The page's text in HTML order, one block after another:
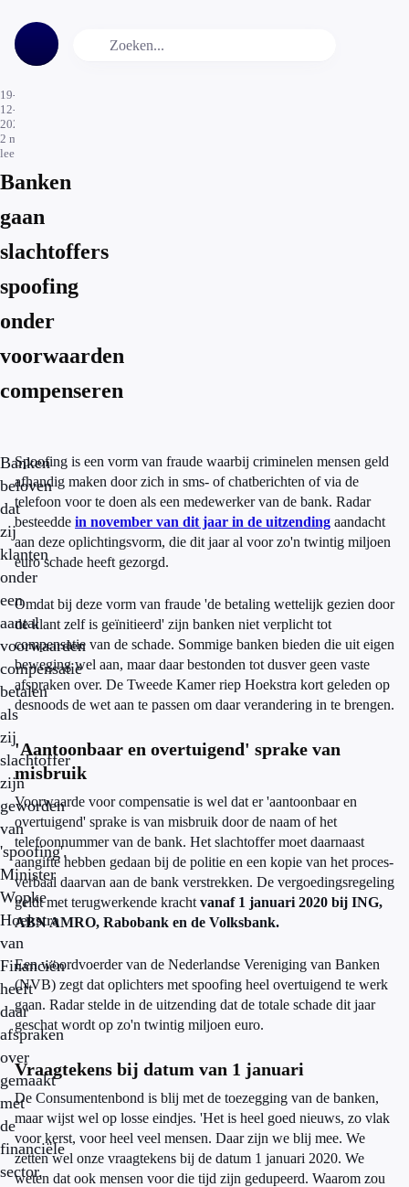
19-
12-
2020
2 min.
leestijd
Banken
gaan
slachtoffers
spoofing
onder
voorwaarden
compenseren
Banken
beloven
dat
zij
klanten
onder
een
aantal
voorwaarden
compensatie
betalen
als
zij
slachtoffer
zijn
geworden
van
'spoofing'.
Minister
Wopke
Hoekstra
van
Financiën
heeft
daar
afspraken
over
gemaakt
met
de
financiële
sector.
Spoofing is een vorm van fraude waarbij criminelen mensen geld
afhandig maken door zich in sms- of chatberichten of via de
telefoon voor te doen als een medewerker van de bank. Radar
besteedde in november van dit jaar in de uitzending aandacht
aan deze oplichtingsvorm, die dit jaar al voor zo'n twintig miljoen
euro schade heeft gezorgd.
Omdat bij deze vorm van fraude 'de betaling wettelijk gezien door
de klant zelf is geïnitieerd' zijn banken niet verplicht tot
compensatie van de schade. Sommige banken bieden die uit eigen
beweging wel aan, maar daar bestonden tot dusver geen vaste
afspraken over. De Tweede Kamer riep Hoekstra kort geleden op
desnoods de wet aan te passen om daar verandering in te brengen.
'Aantoonbaar en overtuigend' sprake van
misbruik
Voorwaarde voor compensatie is wel dat er 'aantoonbaar en
overtuigend' sprake is van misbruik door de naam of het
telefoonnummer van de bank. Het slachtoffer moet daarnaast
aangifte hebben gedaan bij de politie en een kopie van het proces-
verbaal daarvan aan de bank verstrekken. De vergoedingsregeling
geldt met terugwerkende kracht vanaf 1 januari 2020 bij ING,
ABN AMRO, Rabobank en de Volksbank.
Een woordvoerder van de Nederlandse Vereniging van Banken
(NVB) zegt dat oplichters met spoofing heel overtuigend te werk
gaan. Radar stelde in de uitzending dat de totale schade dit jaar
geschat wordt op zo'n twintig miljoen euro.
Vraagtekens bij datum van 1 januari
De Consumentenbond is blij met de toezegging van de banken,
maar wijst wel op losse eindjes. 'Het is heel goed nieuws, zo vlak
voor kerst, voor heel veel mensen. Daar zijn we blij mee. We
zetten wel onze vraagtekens bij de datum 1 januari 2020. We
weten dat ook mensen voor die tijd zijn gedupeerd. Waarom zou